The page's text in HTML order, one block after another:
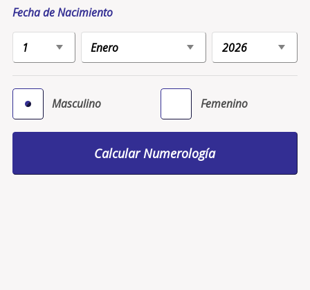
Fecha de Nacimiento
Masculino Femenino